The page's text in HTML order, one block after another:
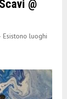
@
luoghi